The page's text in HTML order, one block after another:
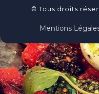
© Tous droits
Mentions